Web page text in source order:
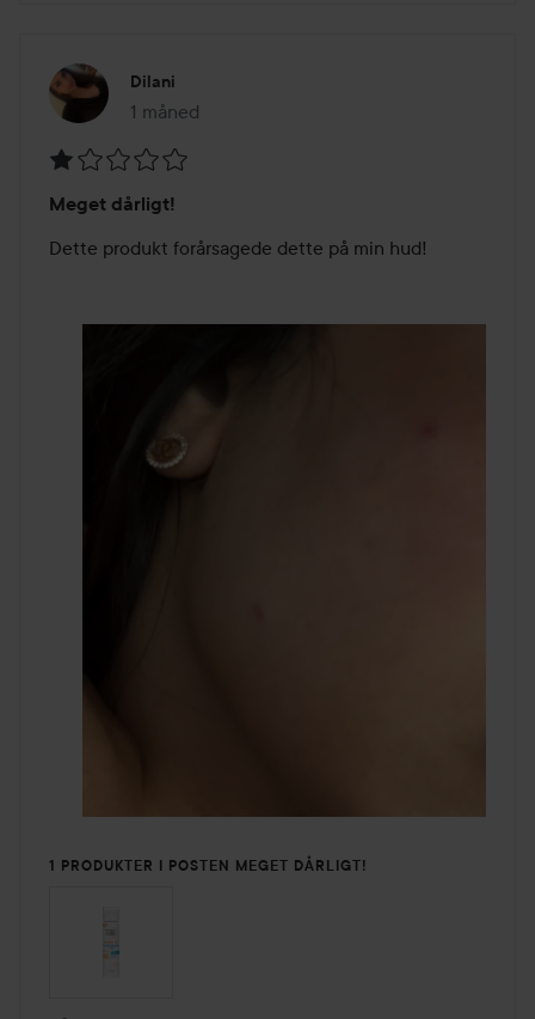
Dilani
1 måned
Posten blev oprettet 1 måned
1
ud
Meget dårligt!
Dette produkt forårsagede dette på min hud!
1 PRODUKTER I POSTEN MEGET DÅRLIGT!